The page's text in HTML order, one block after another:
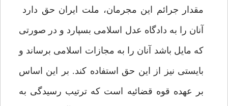
مقدار جرائم این مجرمان، ملت ایران حق دارد
آنان را به دادگاه عدل ‌اسلامی بسپارد و در صورتی
که مایل باشد آنان را به مجازات اسلامی برساند و
بایستی نیز از این حق استفاده کند. بر این اساس
بر عهده قوه قضائیه است که ترتیب رسیدگی به